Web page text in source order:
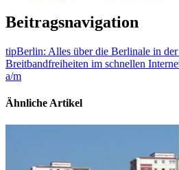
Beitragsnavigation
tipBerlin: Alles über die Berlinale in
Breitbandfreiheiten im schnellen
a/m
Ähnliche Artikel